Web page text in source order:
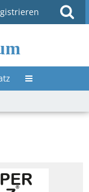
Untermenü »